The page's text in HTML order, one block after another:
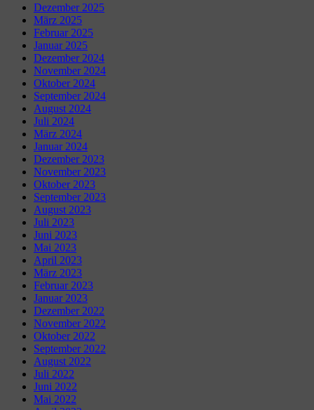
Dezember 2025
März 2025
Februar 2025
Januar 2025
Dezember 2024
November 2024
Oktober 2024
September 2024
August 2024
Juli 2024
März 2024
Januar 2024
Dezember 2023
November 2023
Oktober 2023
September 2023
August 2023
Juli 2023
Juni 2023
Mai 2023
April 2023
März 2023
Februar 2023
Januar 2023
Dezember 2022
November 2022
Oktober 2022
September 2022
August 2022
Juli 2022
Juni 2022
Mai 2022